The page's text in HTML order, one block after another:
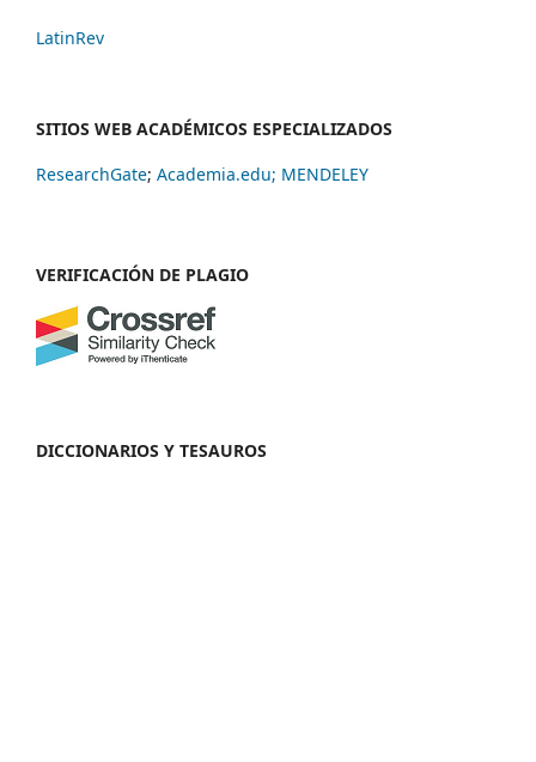
LatinRev
SITIOS WEB ACADÉMICOS ESPECIALIZADOS
ResearchGate; Academia.edu; MENDELEY
VERIFICACIÓN DE PLAGIO
DICCIONARIOS Y TESAUROS